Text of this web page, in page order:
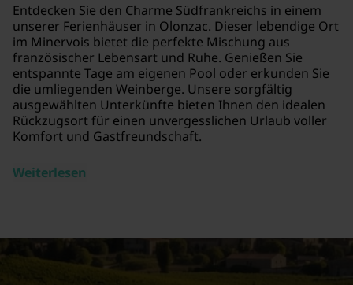
Entdecken Sie den Charme Südfrankreichs in einem
unserer Ferienhäuser in Olonzac. Dieser lebendige Ort
im Minervois bietet die perfekte Mischung aus
französischer Lebensart und Ruhe. Genießen Sie
entspannte Tage am eigenen Pool oder erkunden Sie
die umliegenden Weinberge. Unsere sorgfältig
ausgewählten Unterkünfte bieten Ihnen den idealen
Rückzugsort für einen unvergesslichen Urlaub voller
Komfort und Gastfreundschaft.
Weiterlesen